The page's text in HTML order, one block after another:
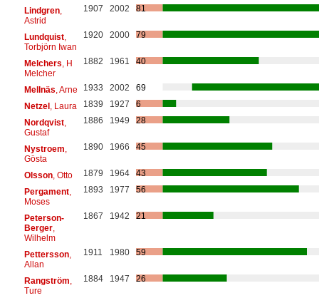
Lindgren,
Astrid
1907 2002 81
Lundquist,
Torbjörn Iwan
1920 2000 79
Melchers , H
Melcher
1882 1961 40
Mellnäs , Arne 1933 2002
69
Netzel, Laura 1839 1927
6
Nordqvist,
Gustaf
1886 1949 28
Nystroem
Gösta
1890 1966 45
Olsson, Otto 1879 1964
43
Pergament,
Moses
1893 1977 56
Peterson-
Berger,
Wilhelm
1867 1942 21
Pettersson,
Allan
1911 1980 59
Rangström
Ture
1884 1947 26